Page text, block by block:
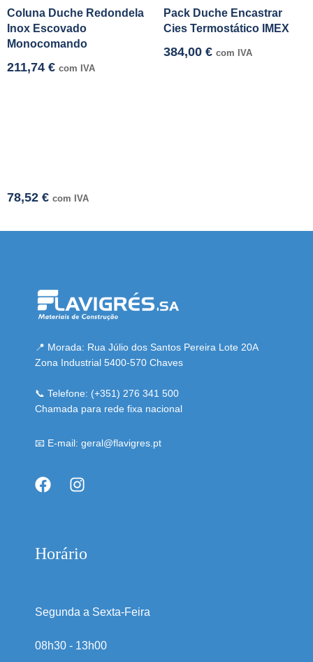
Coluna Duche Redondela
Inox Escovado
Monocomando
211,74 € com IVA
Pack Duche Encastrar
Cies Termostático IMEX
384,00 € com IVA
78,52 € com IVA
📍 Morada: Rua Júlio dos Santos Pereira Lote 20A
Zona Industrial 5400-570 Chaves
📞 Telefone: (+351) 276 341 500
Chamada para rede fixa nacional
📧 E-mail: geral@flavigres.pt
Horário
Segunda a Sexta-Feira
08h30 - 13h00